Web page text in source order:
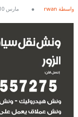
بواسطة rwan مارس 10, 2021